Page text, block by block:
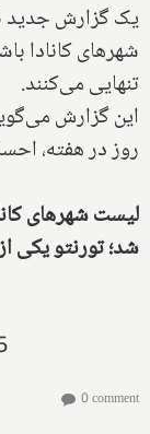
یک گزارش جدید
شهرهای کانادا
تنهایی می‌کنند.
روز در هفته،
لیست شهرهای
شد؛ تورنتو یکی
0 comment